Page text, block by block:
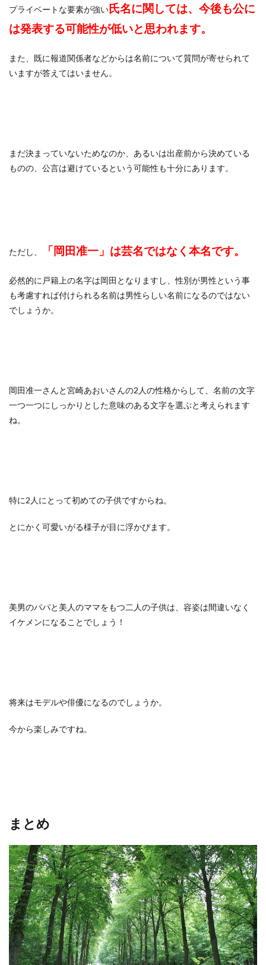
プライベートな要素が強い氏名に関しては、今後も公に
は発表する可能性が低いと思われます。
また、既に報道関係者などからは名前について質問が寄せられて
いますが答えてはいません。
まだ決まっていないためなのか、あるいは出産前から決めている
ものの、公言は避けているという可能性も十分にあります。
ただし、 「岡田准一」は芸名ではなく本名です。
必然的に戸籍上の名字は岡田となりますし、性別が男性という事
も考慮すれば付けられる名前は男性らしい名前になるのではない
でしょうか。
岡田准一さんと宮崎あおいさんの2人の性格からして、名前の文字
一つ一つにしっかりとした意味のある文字を選ぶと考えられます
ね。
特に2人にとって初めての子供ですからね。
とにかく可愛いがる様子が目に浮かびます。
美男のパパと美人のママをもつ二人の子供は、容姿は間違いなく
イケメンになることでしょう！
将来はモデルや俳優になるのでしょうか。
今から楽しみですね。
まとめ